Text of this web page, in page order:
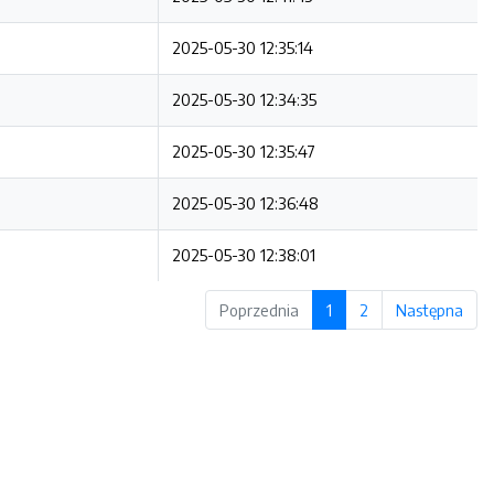
2025-05-30 12:35:14
2025-05-30 12:34:35
2025-05-30 12:35:47
2025-05-30 12:36:48
2025-05-30 12:38:01
Poprzednia 1 2 Następna